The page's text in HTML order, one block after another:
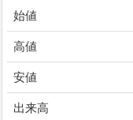
始値
高値
安値
出来高